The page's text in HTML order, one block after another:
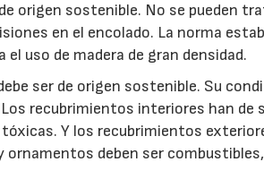
origen sostenible. No se pueden
en el encolado. La norma
uso de madera de gran densidad.
ser de origen sostenible. Su
recubrimientos interiores han de
Y los recubrimientos
deben ser